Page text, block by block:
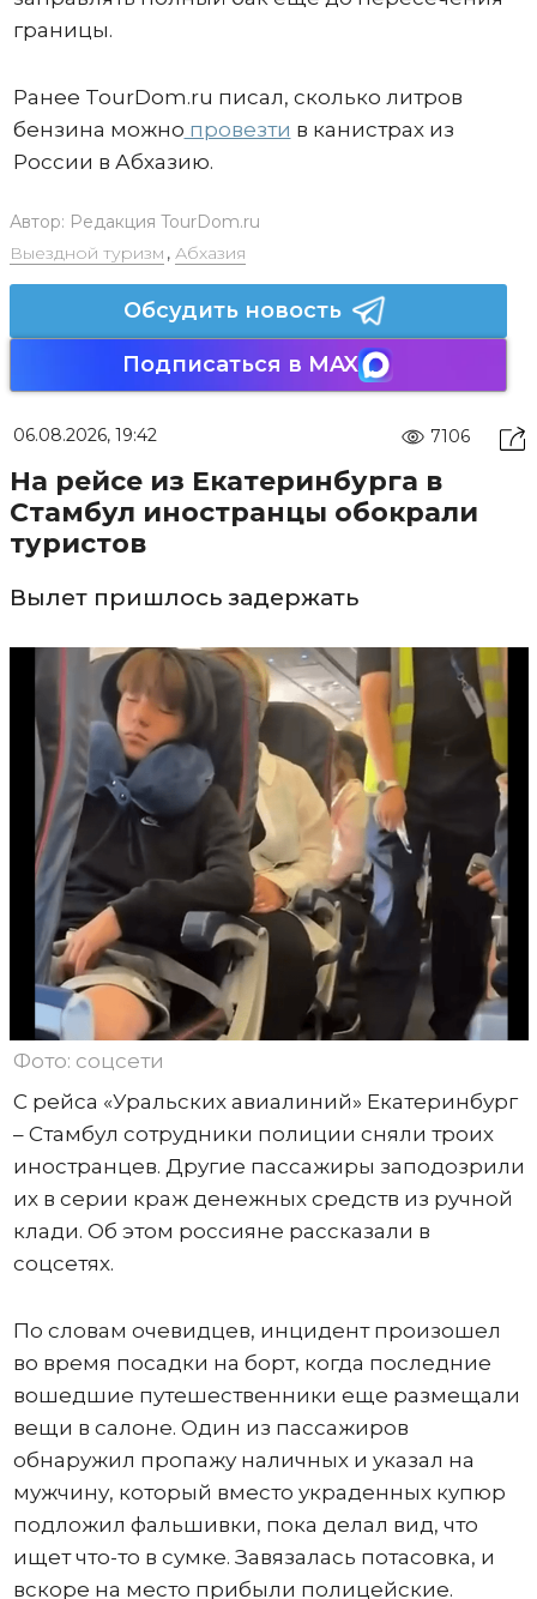
границы.
Ранее TourDom.ru писал, сколько литров
бензина можно провезти в канистрах из
России в Абхазию.
Автор: Редакция TourDom.ru
Выездной туризм , Абхазия
Обсудить новость
Подписаться в MAX
06.08.2026, 19:42 7106
На рейсе из Екатеринбурга в
Стамбул иностранцы обокрали
туристов
Вылет пришлось задержать
Фото: соцсети
С рейса «Уральских авиалиний» Екатеринбург
– Стамбул сотрудники полиции сняли троих
иностранцев. Другие пассажиры заподозрили
их в серии краж денежных средств из ручной
клади. Об этом россияне рассказали в
соцсетях.
По словам очевидцев, инцидент произошел
во время посадки на борт, когда последние
вошедшие путешественники еще размещали
вещи в салоне. Один из пассажиров
обнаружил пропажу наличных и указал на
мужчину, который вместо украденных купюр
подложил фальшивки, пока делал вид, что
ищет что-то в сумке. Завязалась потасовка, и
вскоре на место прибыли полицейские.